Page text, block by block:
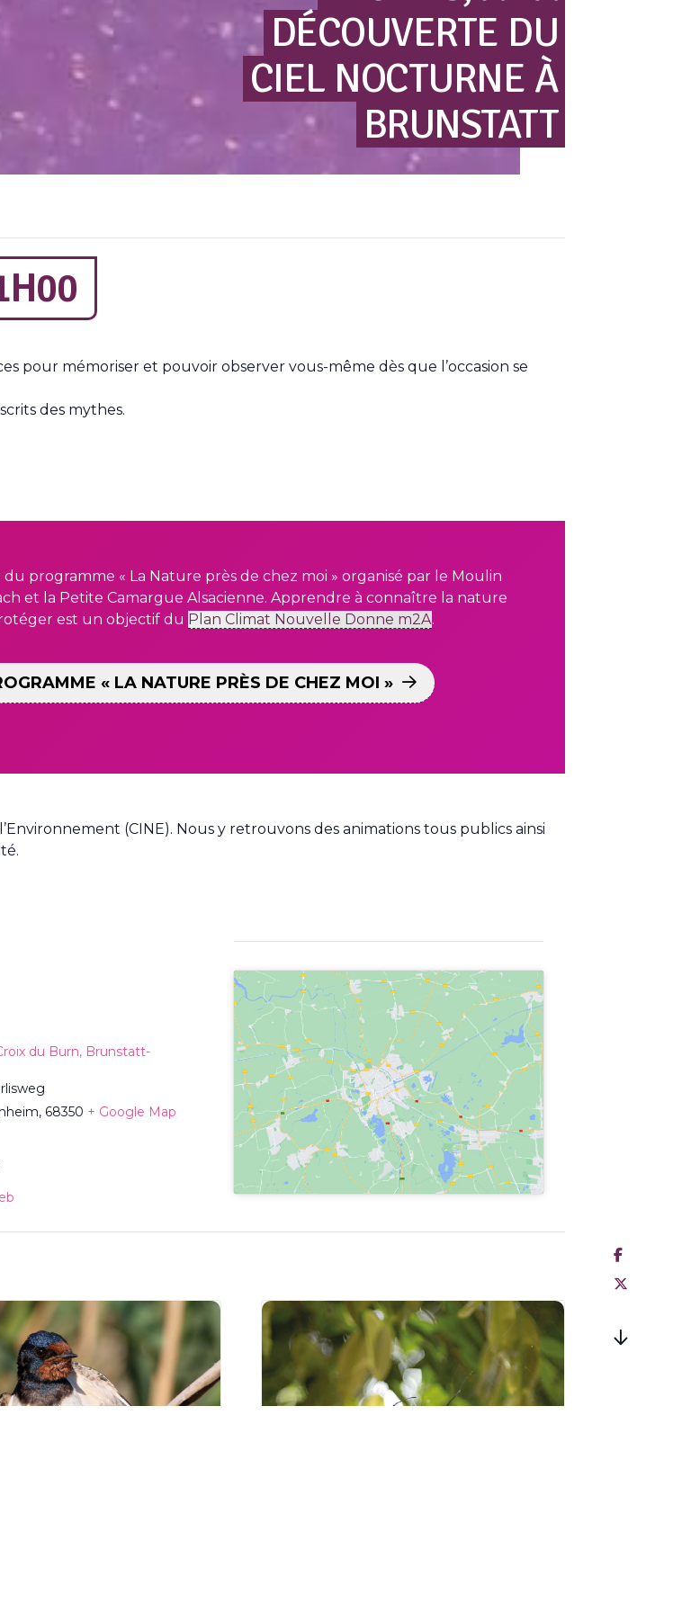
DÉCOUVERTE DU
CIEL NOCTURNE À
BRUNSTATT
pour mémoriser et pouvoir observer vous-même dès que l’occasion se
des mythes.
programme « La Nature près de chez moi » organisé par le Moulin
et la Petite Camargue Alsacienne. Apprendre à connaître la nature
est un objectif du Plan Climat Nouvelle Donne m2A.
« LA NATURE PRÈS DE CHEZ MOI »
(CINE). Nous y retrouvons des animations tous publics ainsi
du Burn, Brunstatt-
, 68350 + Google Map